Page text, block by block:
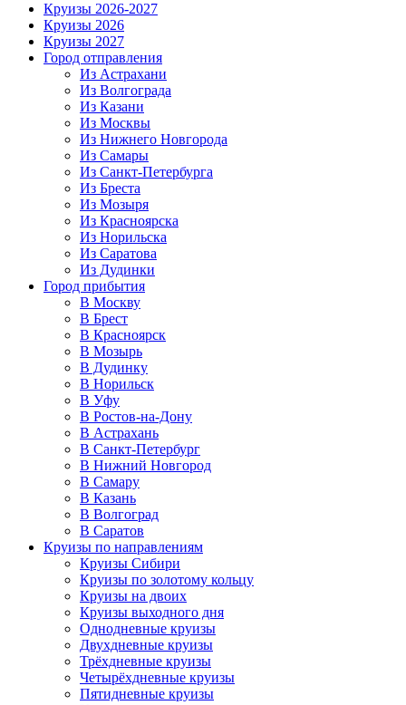
Круизы 2026-2027
Круизы 2026
Круизы 2027
Город отправления
Из Астрахани
Из Волгограда
Из Казани
Из Москвы
Из Нижнего Новгорода
Из Самары
Из Санкт-Петербурга
Из Бреста
Из Мозыря
Из Красноярска
Из Норильска
Из Саратова
Из Дудинки
Город прибытия
В Москву
В Брест
В Красноярск
В Мозырь
В Дудинку
В Норильск
В Уфу
В Ростов-на-Дону
В Астрахань
В Санкт-Петербург
В Нижний Новгород
В Самару
В Казань
В Волгоград
В Саратов
Круизы по направлениям
Круизы Сибири
Круизы по золотому кольцу
Круизы на двоих
Круизы выходного дня
Однодневные круизы
Двухдневные круизы
Трёхдневные круизы
Четырёхдневные круизы
Пятидневные круизы